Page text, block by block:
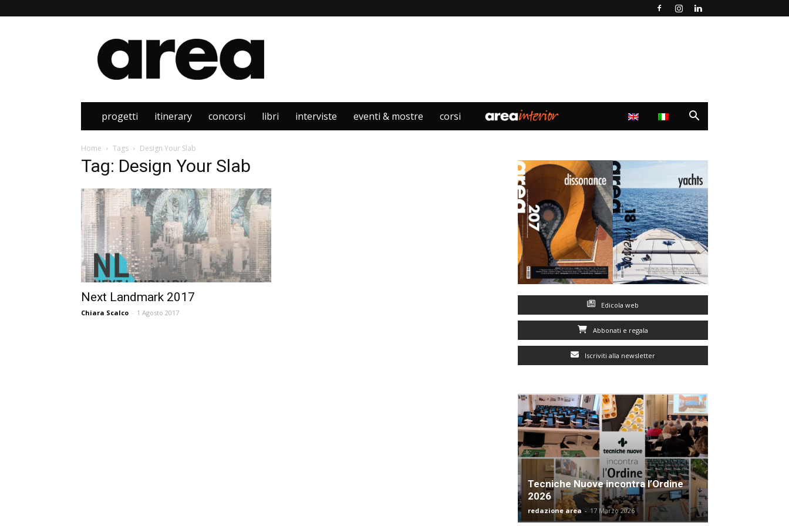
Area
progetti itinerary concorsi libri interviste eventi & mostre corsi
Home Tags Design Your Slab
Tag: Design Your Slab
Next Landmark 2017
Chiara Scalco - 1 Agosto 2017
Edicola web
Abbonati e regala
Iscriviti alla newsletter
Tecniche Nuove incontra l’Ordine
2026
redazione area - 17 Marzo 2026